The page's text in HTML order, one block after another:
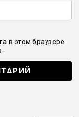
в этом браузере